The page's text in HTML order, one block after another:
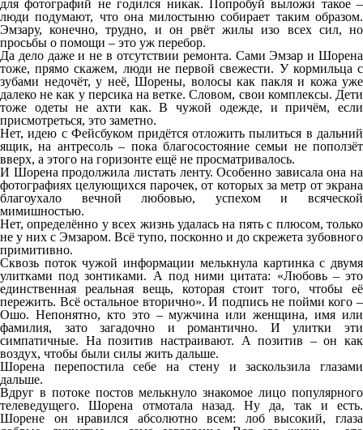
для фотографий не годился никак. Попробуй выложи такое –
люди подумают, что она милостыню собирает таким образом.
Эмзару, конечно, трудно, и он рвёт жилы изо всех сил, но
просьбы о помощи – это уж перебор.
Да дело даже и не в отсутствии ремонта. Сами Эмзар и Шорена
тоже, прямо скажем, люди не первой свежести. У кормильца с
зубами недочёт, у неё, Шорены, волосы как пакля и кожа уже
далеко не как у персика на ветке. Словом, свои комплексы. Дети
тоже одеты не ахти как. В чужой одежде, и причём, если
присмотреться, это заметно.
Нет, идею с Фейсбуком придётся отложить пылиться в дальний
ящик, на антресоль – пока благосостояние семьи не поползёт
вверх, а этого на горизонте ещё не просматривалось.
И Шорена продолжила листать ленту. Особенно зависала она на
фотографиях целующихся парочек, от которых за метр от экрана
благоухало вечной любовью, успехом и всяческой
мимишностью.
Нет, определённо у всех жизнь удалась на пять с плюсом, только
не у них с Эмзаром. Всё тупо, посконно и до скрежета зубовного
примитивно.
Сквозь поток чужой информации мелькнула картинка с двумя
улитками под зонтиками. А под ними цитата: «Любовь – это
единственная реальная вещь, которая стоит того, чтобы её
пережить. Всё остальное вторично». И подпись не пойми кого –
Ошо. Непонятно, кто это – мужчина или женщина, имя или
фамилия, зато загадочно и романтично. И улитки эти
симпатичные. На позитив настраивают. А позитив – он как
воздух, чтобы были силы жить дальше.
Шорена перепостила себе на стену и заскользила глазами
дальше.
Вдруг в потоке постов мелькнуло знакомое лицо популярного
телеведущего. Шорена отмотала назад. Ну да, так и есть.
Шорене он нравился абсолютно всем: лоб высокий, глаза